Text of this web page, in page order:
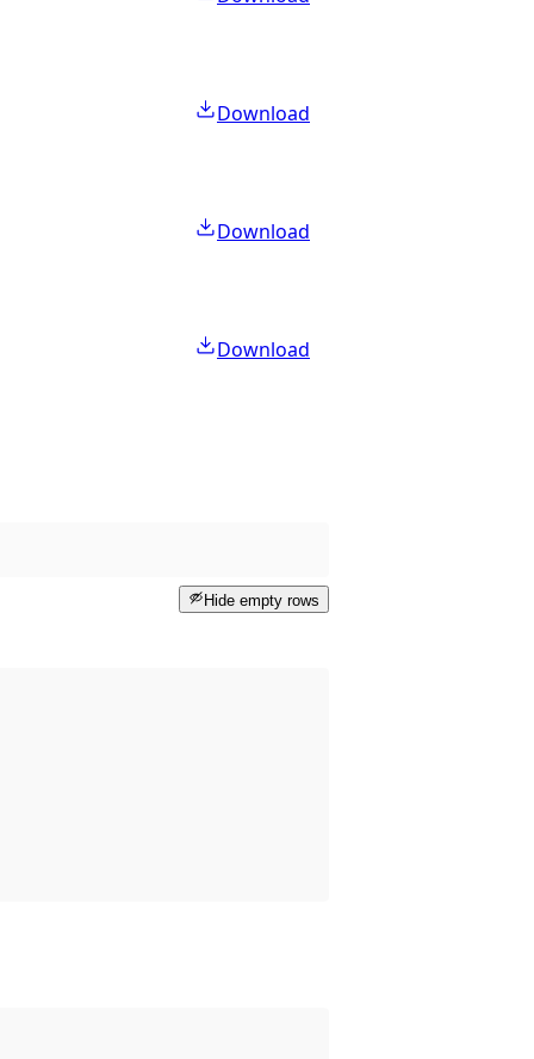
Download
Download
Download
Hide empty rows